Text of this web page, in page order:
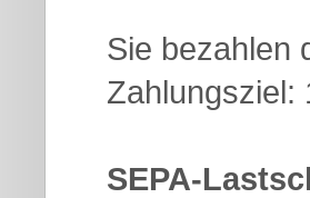
Sie bezahlen
Zahlungsziel:
SEPA-